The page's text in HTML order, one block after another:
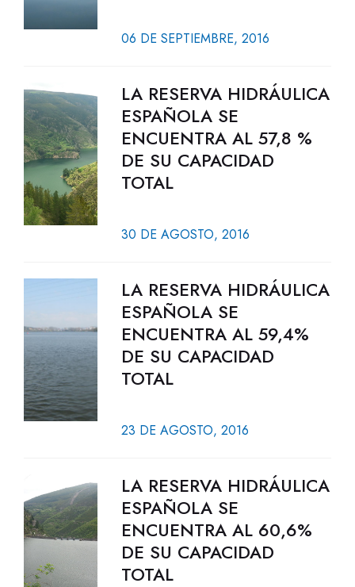
06 DE SEPTIEMBRE, 2016
LA RESERVA HIDRÁULICA
ESPAÑOLA SE
ENCUENTRA AL 57,8 %
DE SU CAPACIDAD
TOTAL
30 DE AGOSTO, 2016
LA RESERVA HIDRÁULICA
ESPAÑOLA SE
ENCUENTRA AL 59,4%
DE SU CAPACIDAD
TOTAL
23 DE AGOSTO, 2016
LA RESERVA HIDRÁULICA
ESPAÑOLA SE
ENCUENTRA AL 60,6%
DE SU CAPACIDAD
TOTAL